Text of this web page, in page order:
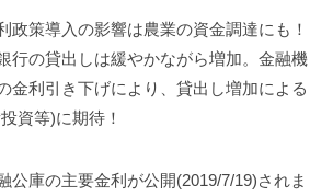
政策導入の影響は農業の資金調達にも！
行の貸出しは緩やかながら増加。金融機
金利引き下げにより、貸出し増加による
資等)に期待！
公庫の主要金利が公開(2019/7/19)されま